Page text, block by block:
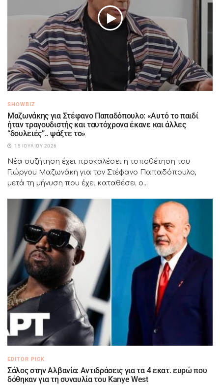
SHOWBIZ
Μαζωνάκης για Στέφανο Παπαδόπουλο: «Αυτό το παιδί
ήταν τραγουδιστής και ταυτόχρονα έκανε και άλλες
“δουλειές”.. ψάξτε το»
15 ΙΟΥΛΊΟΥ 2026
Νέα συζήτηση έχει προκαλέσει η τοποθέτηση του
Γιώργου Μαζωνάκη για τον Στέφανο Παπαδόπουλο,
μετά τη μήνυση που έχει καταθέσει ο...
EDITOR PICK
Σάλος στην Αλβανία: Αντιδράσεις για τα 4 εκατ. ευρώ που
δόθηκαν για τη συναυλία του Kanye West